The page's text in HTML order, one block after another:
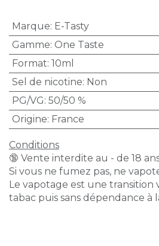
Marque: E-Tasty
Gamme: One Taste
Format: 10ml
Sel de nicotine: Non
PG/VG: 50/50 %
Origine: France
Conditions
🔞 Vente interdite au - de 18
Si vous ne fumez pas, ne
Le vapotage est une transition
tabac puis sans dépendance à